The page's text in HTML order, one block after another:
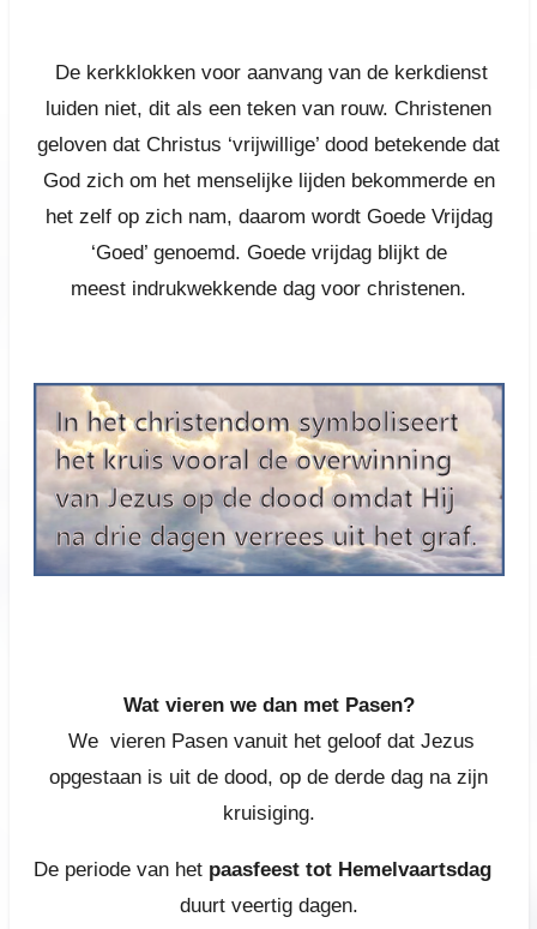
De kerkklokken voor aanvang van de kerkdienst
luiden niet, dit als een teken van rouw. Christenen
geloven dat Christus ‘vrijwillige’ dood betekende dat
God zich om het menselijke lijden bekommerde en
het zelf op zich nam, daarom wordt Goede Vrijdag
‘Goed’ genoemd. Goede vrijdag blijkt de
meest indrukwekkende dag voor christenen.
Wat vieren we dan met Pasen?
We vieren Pasen vanuit het geloof dat Jezus
opgestaan is uit de dood, op de derde dag na zijn
kruisiging.
De periode van het paasfeest tot Hemelvaartsdag
duurt veertig dagen.